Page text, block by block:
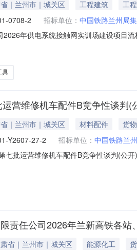
｜兰州市｜城关区 工程建筑
工程
0708-2 招标单位： 中国铁路兰州局
2026年供电系统接触网实训场建设项目
目编号:2026-LZ-WZ-01-0708-2二、采
具
营维修机车配件B竞争性谈判(
｜兰州市｜城关区 材料配件
货物
Y2607-27-2 招标单位： 中国铁路兰
七批运营维修机车配件B竞争性谈判(公
行公开竞争性谈判。2.采购范围及相关
责任公司2026年兰新高铁各
省｜兰州市｜城关区 能源化工